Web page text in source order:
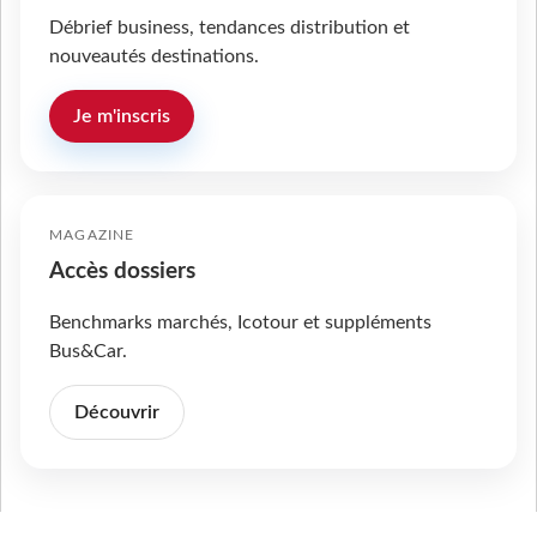
Débrief business, tendances distribution et
nouveautés destinations.
Je m'inscris
MAGAZINE
Accès dossiers
Benchmarks marchés, Icotour et suppléments
Bus&Car.
Découvrir